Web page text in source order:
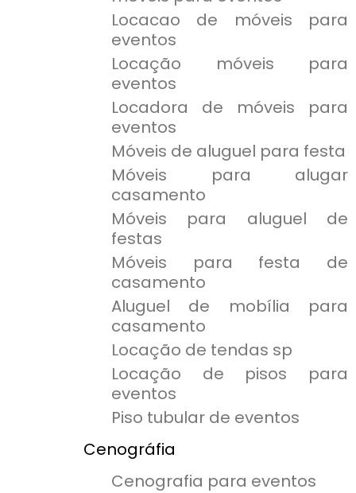
Locacao de móveis para
eventos
Locação móveis para
eventos
Locadora de móveis para
eventos
Móveis de aluguel para festa
Móveis para alugar
casamento
Móveis para aluguel de
festas
Móveis para festa de
casamento
Aluguel de mobília para
casamento
Locação de tendas sp
Locação de pisos para
eventos
Piso tubular de eventos
Cenográfia
Cenografia para eventos